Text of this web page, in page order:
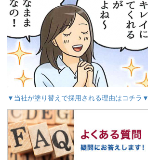
▼当社が塗り替えで採用される理由はコチラ▼